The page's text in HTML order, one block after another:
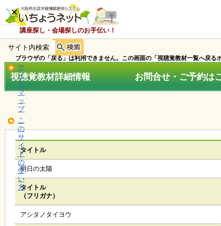
講座探し・会場探しのお手伝い！
×
ホ
ー
ム
知
ら
せ
講
座
・
イ
ベ
ト
サイト内検索
サ
イ
ト
マ
ッ
プ
こ
の
サ
イ
ト
の
使
い
方
ブラウザの「戻る」は利用できません。この画面の「視聴覚教材一覧へ戻る
視聴覚教材詳細情報 お問合せ・ご予約はこ
タイトル
明日の太陽
タイトル
（フリガナ）
アシタノタイヨウ